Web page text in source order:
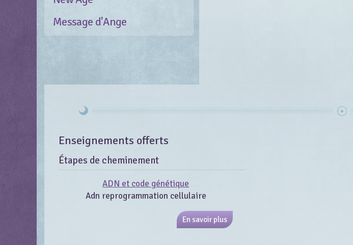
Message d'Ange
Enseignements offerts
Étapes de cheminement
ADN et code génétique
Adn reprogrammation cellulaire
En savoir plus